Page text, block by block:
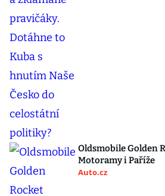
Oldsmobile Golden
Motoramy i Paříže
Auto.cz